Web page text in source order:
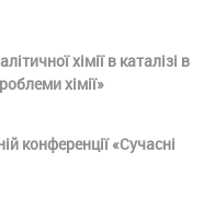
хімії в каталізі в
хімії»
конференції «Сучасні